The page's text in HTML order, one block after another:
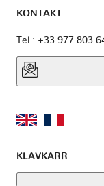
KONTAKT
Tel : +33 977 803
KLAVKARR